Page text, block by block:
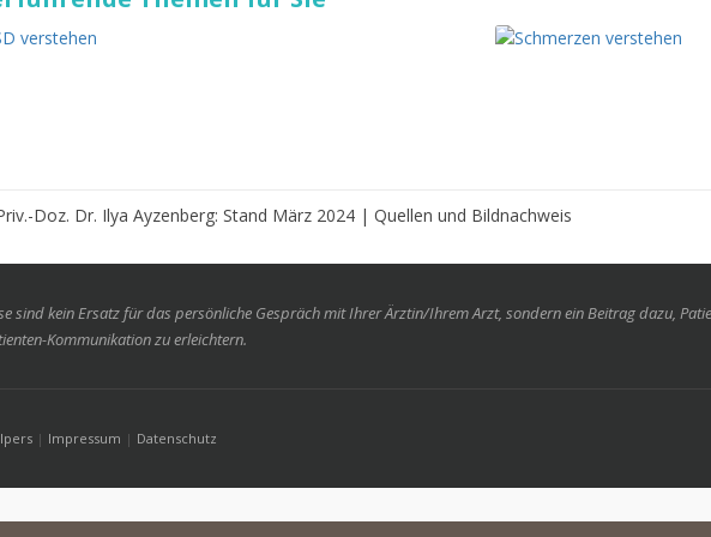
Doz. Dr. Ilya Ayzenberg: Stand März 2024 | Quellen und Bildnachweis
sind kein Ersatz für das persönliche Gespräch mit Ihrer Ärztin/Ihrem Arzt, sondern ein Beitrag dazu,
Kommunikation zu erleichtern.
| Impressum | Datenschutz